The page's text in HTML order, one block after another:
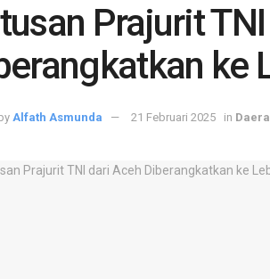
Prajurit
ke
Alfath Asmunda 21 Februari 2025 in